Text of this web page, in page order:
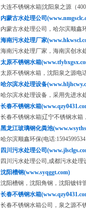
大连不锈钢水箱|沈阳泉之源（400-
内蒙古水处理公司
内蒙古水处理公司，哈尔滨顺鑫
海南污水处理厂家
海南污水处理厂家，海南滨创水
太原不锈钢水箱
太原不锈钢水箱，沈阳泉之源电
哈尔滨水处理设备
哈尔滨水处理设备，采用先进水
长春不锈钢水箱
长春不锈钢水箱|辽宁不锈钢水箱
黑龙江玻璃钢化粪池
哈尔滨顺鑫环保(电话
四川污水处理公司
四川污水处理公司,成都污水处理
沈阳槽钢(www.syqggt.com)
沈阳槽钢，沈阳角钢，沈阳镀锌
长春不锈钢水箱
长春不锈钢水箱公司，泉之源不